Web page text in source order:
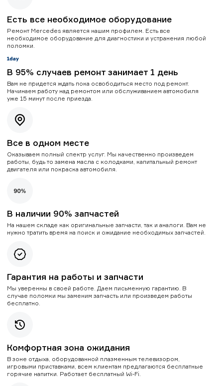
Есть все необходимое оборудование
Ремонт Mercedes является нашим профилем. Есть все
необходимое оборудование для диагностики и устранения любой
поломки.
В 95% случаев ремонт занимает 1 день
Вам не придется ждать пока освободиться место под ремонт.
Начинаем работу над ремонтом или обслуживанием автомобиля
уже 15 минут после приезда.
Все в одном месте
Оказываем полный спектр услуг. Мы качественно произведем
работы, будь то замена масла с колодками, капитальный ремонт
двигателя или покраска автомобиля.
В наличии 90% запчастей
На нашем складе как оригинальные запчасти, так и аналоги. Вам не
нужно тратить время на поиск и ожидание необходимых запчастей.
Гарантия на работы и запчасти
Мы уверенны в своей работе. Даем письменную гарантию. В
случае поломки мы заменим запчасть или произведем работы
бесплатно.
Комфортная зона ожидания
В зоне отдыха, оборудованной плазменным телевизором,
игровыми приставками, всем клиентам предлагаются бесплатные
горячие напитки. Работает бесплатный Wi-Fi.